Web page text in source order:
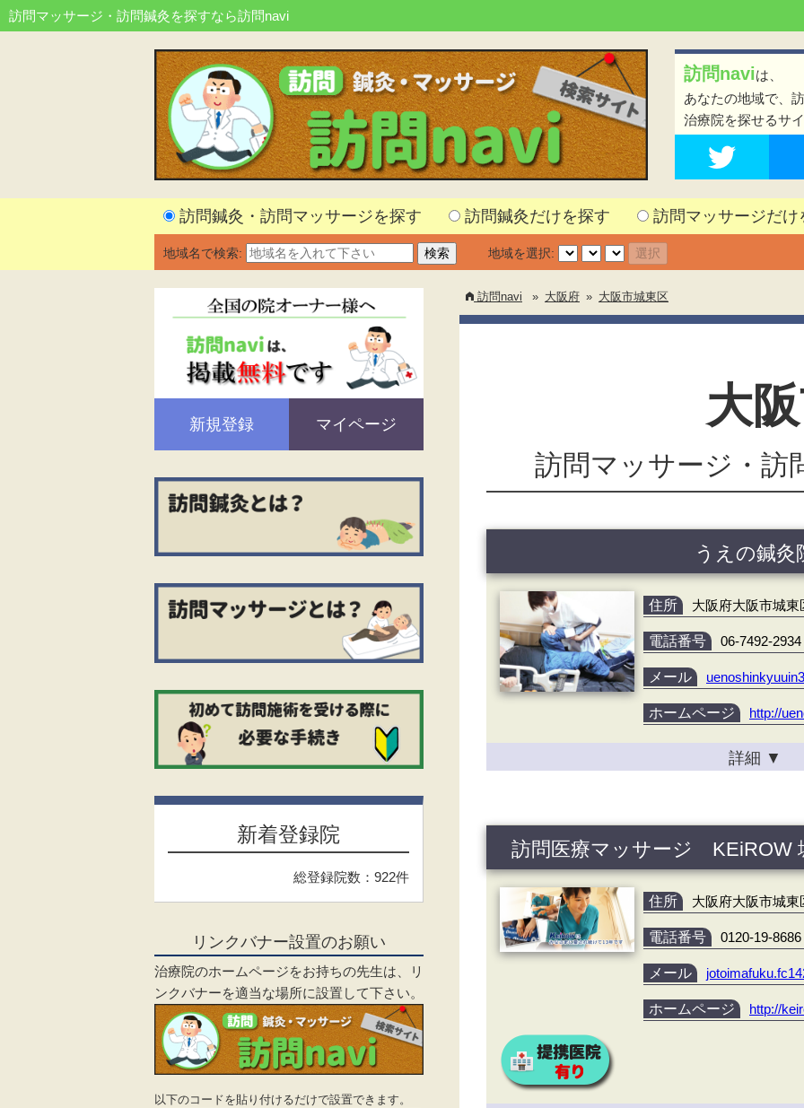
訪問マッサージ・訪問鍼灸を探すなら訪問navi
訪問naviは、
あなたの地域で、
治療院を探せるサ
訪問鍼灸・訪問マッサージを探す 訪問鍼灸だけを探す 訪問マッサージだけ
地域名で検索: 地域を選択:
訪問navi » 大阪府 » 大阪市城東区
大
訪問マッサージ・訪
うえの鍼灸
住所 大阪府大阪市城東
電話番号 06-7492-2934
メール
ホームページ http://
詳細 ▼
訪問医療マッサージ KEiROW
住所 大阪府大阪市城東
電話番号 0120-19-8686
メール
ホームページ http://
新規登録 マイページ
新着登録院
総登録院数：922件
リンクバナー設置のお願い
治療院のホームページをお持ちの先生は、リ
ンクバナーを適当な場所に設置して下さい。
以下のコードを貼り付けるだけで設置できます。